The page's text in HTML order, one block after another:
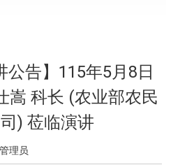
公告】115年5月8日
嵩 科长 (农业部农民
) 莅临演讲
理员